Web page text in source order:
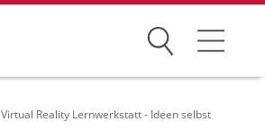
Suchen
Virtual Reality Lernwerkstatt - Ideen selbst